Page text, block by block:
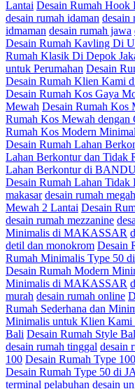
Lantai Desain Rumah Hook
desain rumah idaman desain
idmaman desain rumah jawa
Desain Rumah Kavling Di
Rumah Klasik Di Depok
untuk Perumahan Desain
Desain Rumah Klien Kami
Desain Rumah Kos Gaya
Mewah Desain Rumah Kos
Rumah Kos Mewah
Rumah Kos Modern
Desain Rumah Lahan
Lahan Berkontur dan
Lahan Berkontur di
Desain Rumah Lahan
makasar desain rumah megah
Mewah 2 Lantai Desain
desain rumah mezzanine
Minimalis di MAKASSAR
detil dan monokrom Desain
Rumah Minimalis Type 50
Desain Rumah Modern
Minimalis di MAKASSAR
murah desain rumah online
Rumah Sederhana dan
Minimalis untuk Klien Kami
Bali Desain Rumah Style
desain rumah tinggal desain
100 Desain Rumah Type
Desain Rumah Type 50 di
terminal pelabuhan desain